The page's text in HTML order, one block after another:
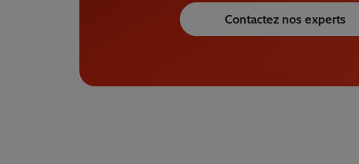
Contactez nos experts